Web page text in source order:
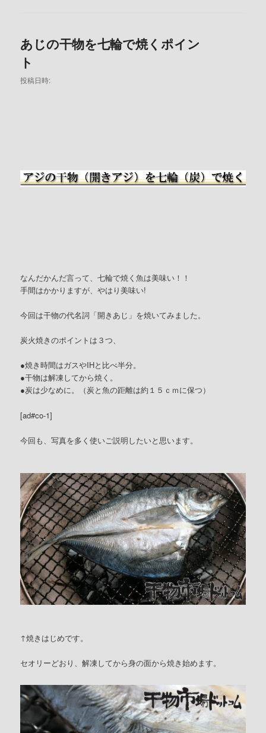
あじの干物を七輪で焼くポイン
ト
投稿日時:
なんだかんだ言って、七輪で焼く魚は美味い！！
手間はかかりますが、やはり美味い!
今回は干物の代名詞「開きあじ」を焼いてみました。
炭火焼きのポイントは３つ、
●焼き時間はガスやIHと比べ半分。
●干物は解凍してから焼く。
●炭は少なめに。（炭と魚の距離は約１５ｃｍに保つ）
[ad#co-1]
今回も、写真を多く使いご説明したいと思います。
↑焼きはじめです。
セオリーどおり、解凍してから身の面から焼き始めます。